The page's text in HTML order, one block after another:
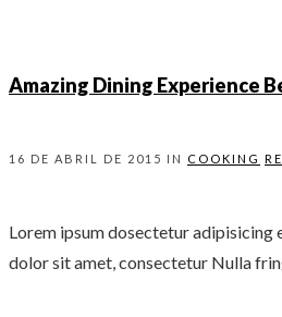
Amazing Dining Experience
16 DE ABRIL DE 2015 IN COOKING
Lorem ipsum dosectetur adipisicing
dolor sit amet, consectetur Nulla